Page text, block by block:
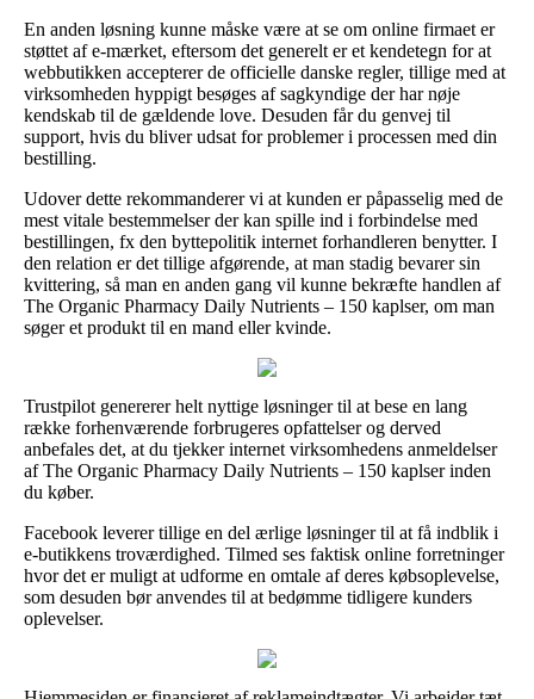
En anden løsning kunne måske være at se om online firmaet er
støttet af e-mærket, eftersom det generelt er et kendetegn for at
webbutikken accepterer de officielle danske regler, tillige med at
virksomheden hyppigt besøges af sagkyndige der har nøje
kendskab til de gældende love. Desuden får du genvej til
support, hvis du bliver udsat for problemer i processen med din
bestilling.
Udover dette rekommanderer vi at kunden er påpasselig med de
mest vitale bestemmelser der kan spille ind i forbindelse med
bestillingen, fx den byttepolitik internet forhandleren benytter. I
den relation er det tillige afgørende, at man stadig bevarer sin
kvittering, så man en anden gang vil kunne bekræfte handlen af
The Organic Pharmacy Daily Nutrients – 150 kaplser, om man
søger et produkt til en mand eller kvinde.
Trustpilot genererer helt nyttige løsninger til at bese en lang
række forhenværende forbrugeres opfattelser og derved
anbefales det, at du tjekker internet virksomhedens anmeldelser
af The Organic Pharmacy Daily Nutrients – 150 kaplser inden
du køber.
Facebook leverer tillige en del ærlige løsninger til at få indblik i
e-butikkens troværdighed. Tilmed ses faktisk online forretninger
hvor det er muligt at udforme en omtale af deres købsoplevelse,
som desuden bør anvendes til at bedømme tidligere kunders
oplevelser.